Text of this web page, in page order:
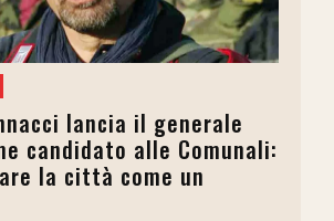
lancia il generale
candidato alle Comunali:
la città come un